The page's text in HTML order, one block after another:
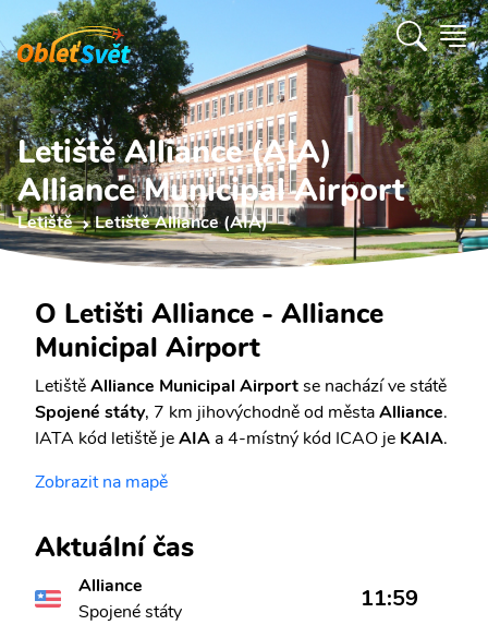
Letiště Alliance (AIA)
Alliance Municipal Airport
Letiště Letiště Alliance (AIA)
O Letišti Alliance - Alliance
Municipal Airport
LetištěAlliance Municipal Airportse nachází ve státě
Spojené státy, 7 km jihovýchodně od městaAlliance.
IATA kód letiště jeAIA a 4-místný kód ICAO je KAIA.
Zobrazit na mapě
Aktuální čas
Alliance
Spojené státy
11:59